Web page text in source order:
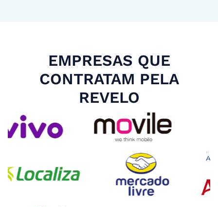
EMPRESAS QUE
CONTRATAM PELA
REVELO